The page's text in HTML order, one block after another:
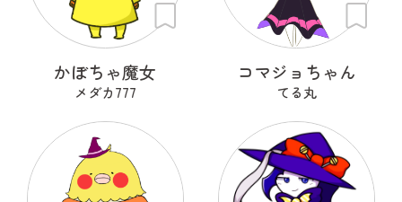
かぼちゃ魔女
メダカ777
コマジョちゃん
てる丸